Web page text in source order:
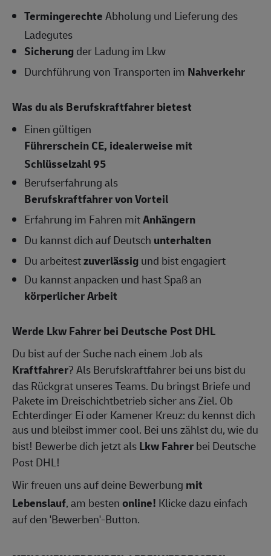
TermingerechteAbholung und Lieferung des
Ladegutes
Sicherungder Ladung im Lkw
Durchführung von Transporten im Nahverkehr
Was du als Berufskraftfahrer bietest
Einen gültigen
Führerschein CE, idealerweise mit
Schlüsselzahl 95
Berufserfahrung als
Berufskraftfahrer von Vorteil
Erfahrung im Fahren mitAnhängern
Du kannst dich auf Deutsch unterhalten
Du arbeitestzuverlässigund bist engagiert
Du kannst anpacken und hast Spaß an
körperlicher Arbeit
Werde Lkw Fahrer bei Deutsche Post DHL
Du bist auf der Suche nach einem Job als
Kraftfahrer? Als Berufskraftfahrer bei uns bist du
das Rückgrat unseres Teams. Du bringst Briefe und
Pakete im Dreischichtbetrieb sicher ans Ziel. Ob
Echterdinger Ei oder Kamener Kreuz: du kennst dich
aus und bleibst immer cool. Bei uns zählst du, wie du
bist! Bewerbe dich jetzt alsLkw Fahrerbei Deutsche
Post DHL!
Wir freuen uns auf deine Bewerbung mit
Lebenslauf, am bestenonline! Klicke dazu einfach
auf den 'Bewerben'-Button.